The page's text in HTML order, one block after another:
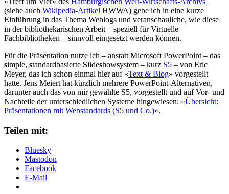
(siehe auch Wikipedia-Artikel HWWA) gebe ich in eine kurze
Einführung in das Thema Weblogs und veranschauliche, wie diese
in der bibliothekarischen Arbeit – speziell für Virtuelle
Fachbibliotheken – sinnvoll eingesetzt werden können.
Für die Präsentation nutze ich – anstatt Microsoft PowerPoint – das
simple, standardbasierte Slideshowsystem – kurz S5 – von Eric
Meyer, das ich schon einmal hier auf «Text & Blog» vorgestellt
hatte. Jens Meiert hat kürzlich mehrere PowerPoint-Alternativen,
darunter auch das von mir gewählte S5, vorgestellt und auf Vor- und
Nachteile der unterschiedlichen Systeme hingewiesen: «Übersicht:
Präsentationen mit Webstandards (S5 und Co.)».
Teilen mit:
Bluesky
Mastodon
Facebook
E-Mail